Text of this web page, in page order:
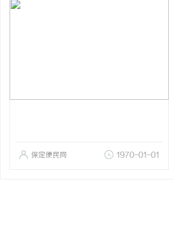
保定便民网 1970-01-01